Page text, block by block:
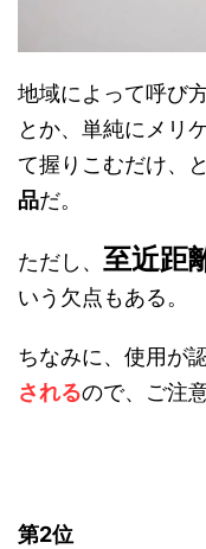
地域によって呼び
とか、単純にメリ
て握りこむだけ、
品だ。
ただし、 至近距
いう欠点もある。
ちなみに、使用が
されるので、ご注意
第2位